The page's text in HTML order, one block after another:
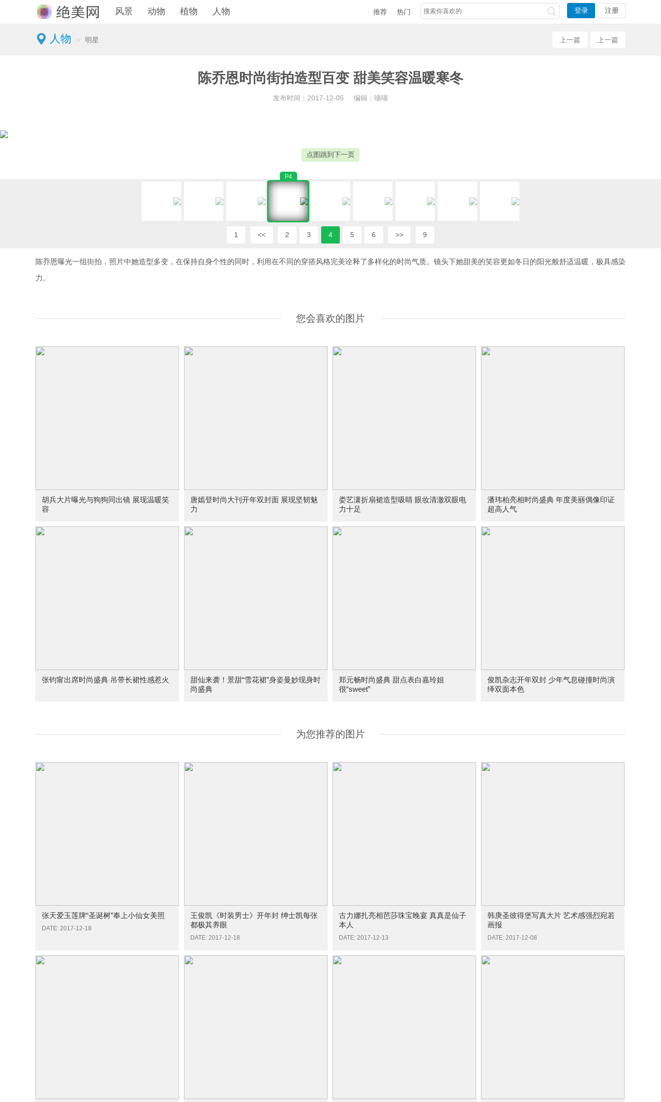
风景 动物 植物 人物 推荐 热门 登录 注册
上一篇 上一篇
人物 > 明星
陈乔恩时尚街拍造型百变 甜美笑容温暖寒冬
发布时间：2017-12-05 编辑：喵喵
点图跳到下一页
P4
1 << 2 3 4 5 6 >> 9
陈乔恩曝光一组街拍，照片中她造型多变，在保持自身个性的同时，利用在不同的穿搭风格完美诠释了多样化的时尚气质。镜头下她甜美的笑容更如冬日的阳光般舒适温暖，极具感染
力。
您会喜欢的图片
胡兵大片曝光与狗狗同出镜 展现温暖笑
容
唐嫣登时尚大刊开年双封面 展现坚韧魅
力
娄艺潇折扇裙造型吸睛 眼妆清澈双眼电
力十足
潘玮柏亮相时尚盛典 年度美丽偶像印证
超高人气
张钧甯出席时尚盛典 吊带长裙性感惹火
甜仙来袭！景甜“雪花裙”身姿曼妙现身时
尚盛典
郑元畅时尚盛典 甜点表白嘉玲姐
很“sweet”
俊凯杂志开年双封 少年气息碰撞时尚演
绎双面本色
为您推荐的图片
张天爱玉莲牌“圣诞树”奉上小仙女美照
DATE: 2017-12-18
王俊凯《时装男士》开年封 绅士凯每张
都极其养眼
DATE: 2017-12-18
古力娜扎亮相芭莎珠宝晚宴 真真是仙子
本人
DATE: 2017-12-13
韩庚圣彼得堡写真大片 艺术感强烈宛若
画报
DATE: 2017-12-08